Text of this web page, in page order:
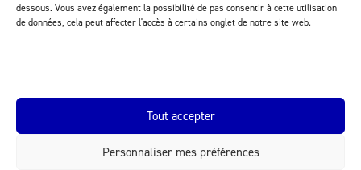
dessous. Vous avez également la possibilité de pas consentir à cette utilisation
de données, cela peut affecter l'accès à certains onglet de notre site web.
Tout accepter
Personnaliser mes préférences